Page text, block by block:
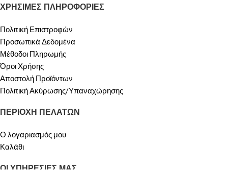
ΧΡΗΣΙΜΕΣ ΠΛΗΡΟΦΟΡΙΕΣ
Πολιτική Επιστροφών
Προσωπικά Δεδομένα
Μέθοδοι Πληρωμής
Όροι Χρήσης
Αποστολή Προϊόντων
Πολιτική Ακύρωσης/Υπαναχώρησης
ΠΕΡΙΟΧΗ ΠΕΛΑΤΩΝ
Ο λογαριασμός μου
Καλάθι